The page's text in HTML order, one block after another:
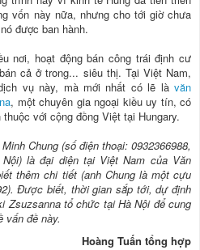
vốn này nữa, nhưng cho tới giờ chưa
được ban hành.
nơi, hoạt động bán công trái định cư
cả ở trong... siêu thị. Tại Việt Nam,
vụ này, mà mới nhất có lẽ là văn
, một chuyên gia ngoại kiều uy tín, có
với cộng đồng Việt tại Hungary.
Chung (số điện thoại: 0932366988,
là đại diện tại Việt Nam của Văn
thêm chi tiết (anh Chung là một cựu
Được biết, thời gian sắp tới, dự định
Zsuzsanna tổ chức tại Hà Nội để cung
vấn đề này.
Hoàng Tuấn tổng hợp